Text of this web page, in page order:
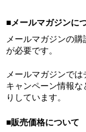
■メールマガジンに
メールマガジンの
が必要です。
メールマガジンで
キャンペーン情報
りしています。
■販売価格について